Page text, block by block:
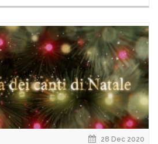
28 Dec 2020